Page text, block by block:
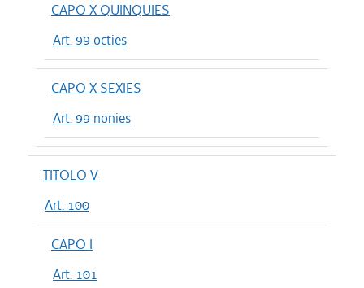
CAPO X QUINQUIES
Art. 99 octies
CAPO X SEXIES
Art. 99 nonies
TITOLO V
Art. 100
CAPO I
Art. 101